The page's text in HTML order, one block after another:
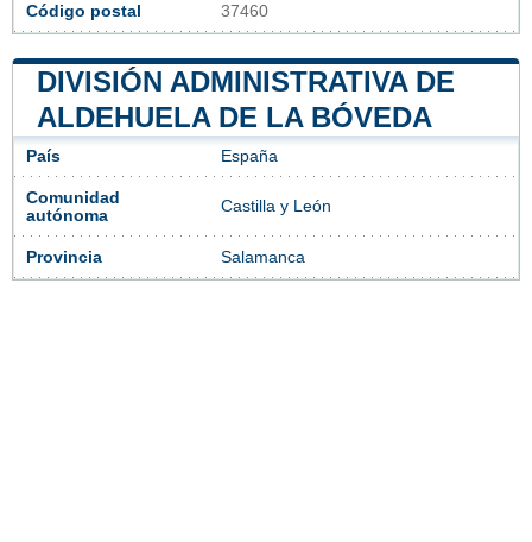
Código postal 37460
DIVISIÓN ADMINISTRATIVA DE
ALDEHUELA DE LA BÓVEDA
País España
Comunidad
autónoma
Castilla y León
Provincia Salamanca